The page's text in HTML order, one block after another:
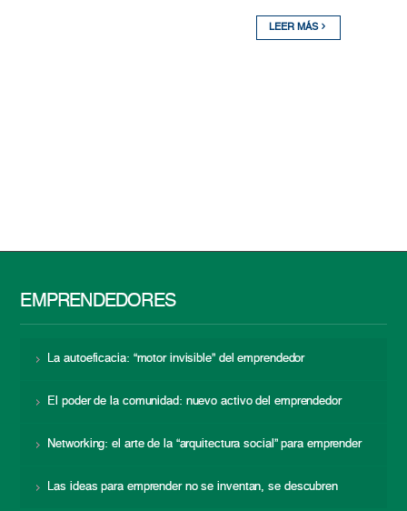
LEER MÁS
EMPRENDEDORES
La autoeficacia: “motor invisible” del emprendedor
El poder de la comunidad: nuevo activo del emprendedor
Networking: el arte de la “arquitectura social” para emprender
Las ideas para emprender no se inventan, se descubren